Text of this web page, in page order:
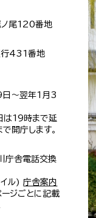
尾120番地
431番地
日～翌年1月3
は19時まで延
開庁します。
庁舎電話交換
ル)庁舎案内
ージごとに記載